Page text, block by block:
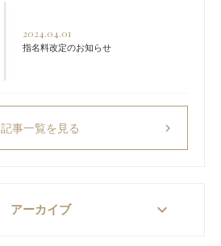
2024.04.01
指名料改定のお知らせ
記事一覧を見る chevron_right
アーカイブ keyboard_arrow_down